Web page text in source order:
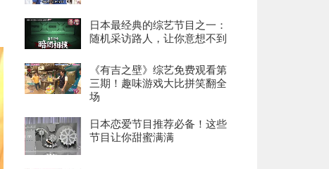
日本最经典的综艺节目之一：
随机采访路人，让你意想不到
《有吉之壁》综艺免费观看第
三期！趣味游戏大比拼笑翻全
场
日本恋爱节目推荐必备！这些
节目让你甜蜜满满